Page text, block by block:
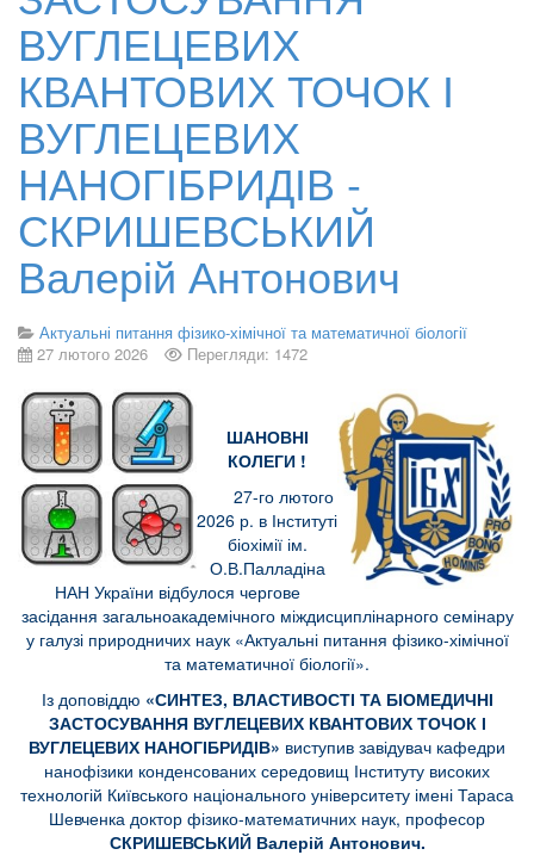
ВУГЛЕЦЕВИХ
КВАНТОВИХ ТОЧОК І
ВУГЛЕЦЕВИХ
НАНОГІБРИДІВ -
СКРИШЕВСЬКИЙ
Валерій Антонович
Актуальні питання фізико-хімічної та математичної біології
27 лютого 2026
Перегляди: 1472
ШАНОВНІ
КОЛЕГИ !
27-го лютого
2026 р. в Інституті
біохімії ім.
О.В.Палладіна
НАН України відбулося чергове
засідання загальноакадемічного міждисциплінарного семінару
у галузі природничих наук «Актуальні питання фізико-хімічної
та математичної біології».
Із доповіддю «СИНТЕЗ, ВЛАСТИВОСТІ ТА БІОМЕДИЧНІ
ЗАСТОСУВАННЯ ВУГЛЕЦЕВИХ КВАНТОВИХ ТОЧОК І
ВУГЛЕЦЕВИХ НАНОГІБРИДІВ» виступив завідувач кафедри
нанофізики конденсованих середовищ Інституту високих
технологій Київського національного університету імені Тараса
Шевченка доктор фізико-математичних наук, професор
СКРИШЕВСЬКИЙ Валерій Антонович.